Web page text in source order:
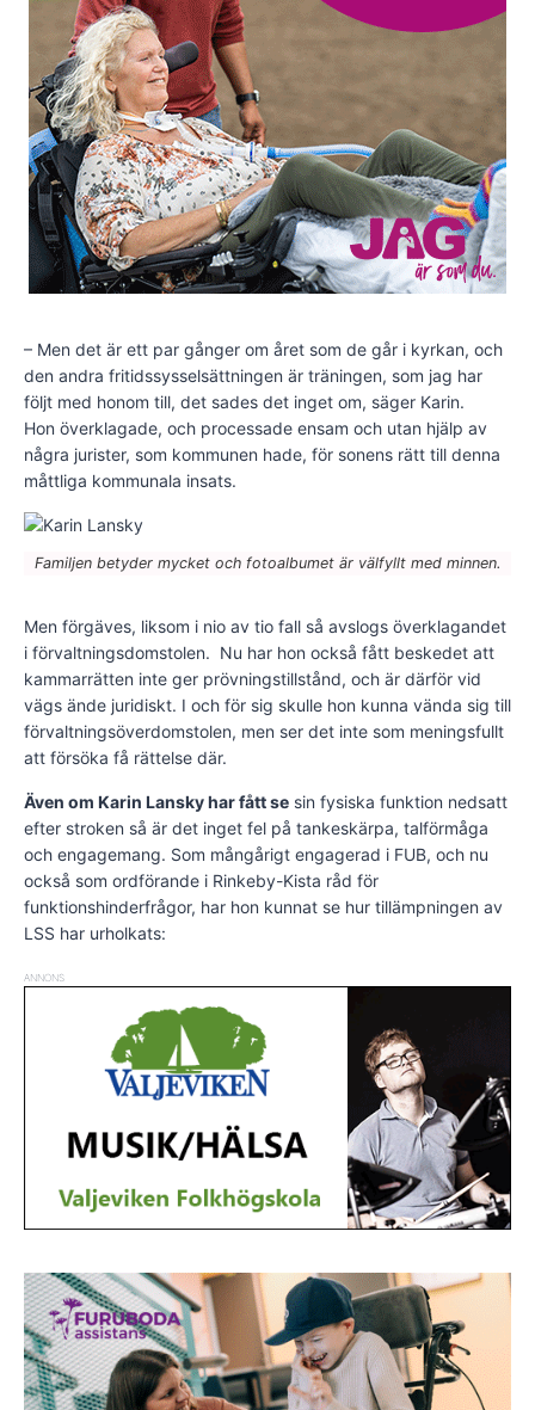
– Men det är ett par gånger om året som de går i kyrkan, och
den andra fritidssysselsättningen är träningen, som jag har
följt med honom till, det sades det inget om, säger Karin.
Hon överklagade, och processade ensam och utan hjälp av
några jurister, som kommunen hade, för sonens rätt till denna
måttliga kommunala insats.
Familjen betyder mycket och fotoalbumet är välfyllt med minnen.
Men förgäves, liksom i nio av tio fall så avslogs överklagandet
i förvaltningsdomstolen. Nu har hon också fått beskedet att
kammarrätten inte ger prövningstillstånd, och är därför vid
vägs ände juridiskt. I och för sig skulle hon kunna vända sig till
förvaltningsöverdomstolen, men ser det inte som meningsfullt
att försöka få rättelse där.
Även om Karin Lansky har fått se sin fysiska funktion nedsatt
efter stroken så är det inget fel på tankeskärpa, talförmåga
och engagemang. Som mångårigt engagerad i FUB, och nu
också som ordförande i Rinkeby-Kista råd för
funktionshinderfrågor, har hon kunnat se hur tillämpningen av
LSS har urholkats:
ANNONS